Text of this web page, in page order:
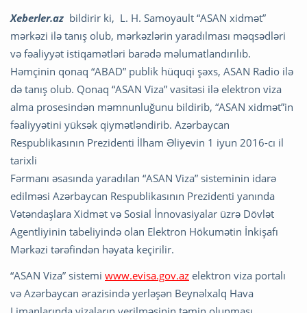
Xeberler.az bildirir ki, L. H. Samoyault “ASAN xidmət”
mərkəzi ilə tanış olub, mərkəzlərin yaradılması məqsədləri
və fəaliyyət istiqamətləri barədə məlumatlandırılıb.
Həmçinin qonaq “ABAD” publik hüquqi şəxs, ASAN Radio ilə
də tanış olub. Qonaq “ASAN Viza” vasitəsi ilə elektron viza
alma prosesindən məmnunluğunu bildirib, “ASAN xidmət”in
fəaliyyətini yüksək qiymətləndirib. Azərbaycan
Respublikasının Prezidenti İlham Əliyevin 1 iyun 2016-cı il
tarixli
Fərmanı əsasında yaradılan “ASAN Viza” sisteminin idarə
edilməsi Azərbaycan Respublikasının Prezidenti yanında
Vətəndaşlara Xidmət və Sosial İnnovasiyalar üzrə Dövlət
Agentliyinin tabeliyində olan Elektron Hökumətin İnkişafı
Mərkəzi tərəfindən həyata keçirilir.
“ASAN Viza” sistemi www.evisa.gov.az elektron viza portalı
və Azərbaycan ərazisində yerləşən Beynəlxalq Hava